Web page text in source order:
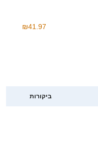
₪41.97
ביקורות